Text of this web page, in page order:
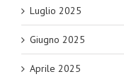
Luglio 2025
Giugno 2025
Aprile 2025